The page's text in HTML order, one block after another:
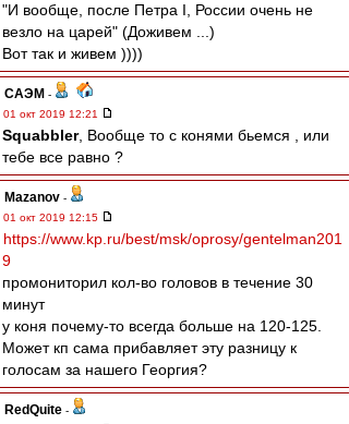
"И вообще, после Петра I, России очень не
везло на царей" (Доживем ...)
Вот так и живем ))))
САЭМ -
01 окт 2019 12:21
Squabbler, Вообще то с конями бьемся , или
тебе все равно ?
Mazanov -
01 окт 2019 12:15
https://www.kp.ru/best/msk/oprosy/gentelman201
9
промониторил кол-во головов в течение 30
минут
у коня почему-то всегда больше на 120-125.
Может кп сама прибавляет эту разницу к
голосам за нашего Георгия?
RedQuite -